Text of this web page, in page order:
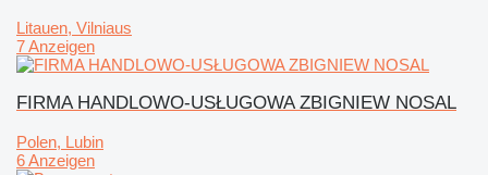
Litauen, Vilniaus
7 Anzeigen
FIRMA HANDLOWO-USŁUGOWA ZBIGNIEW NOSAL
Polen, Lubin
6 Anzeigen